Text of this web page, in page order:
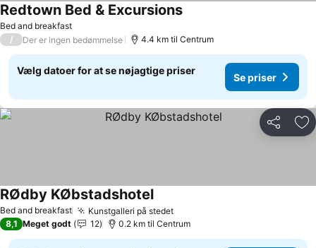
Bed and breakfast
Redtown Bed & Excursions
/ Der er ingen bedømmelse 4.4 km til Centrum
Vælg datoer for at se nøjagtige priser
Se priser
Del
Bed and breakfast Kunstgalleri på stedet
RØdby KØbstadshotel
8,1 Meget godt 12 0.2 km til Centrum